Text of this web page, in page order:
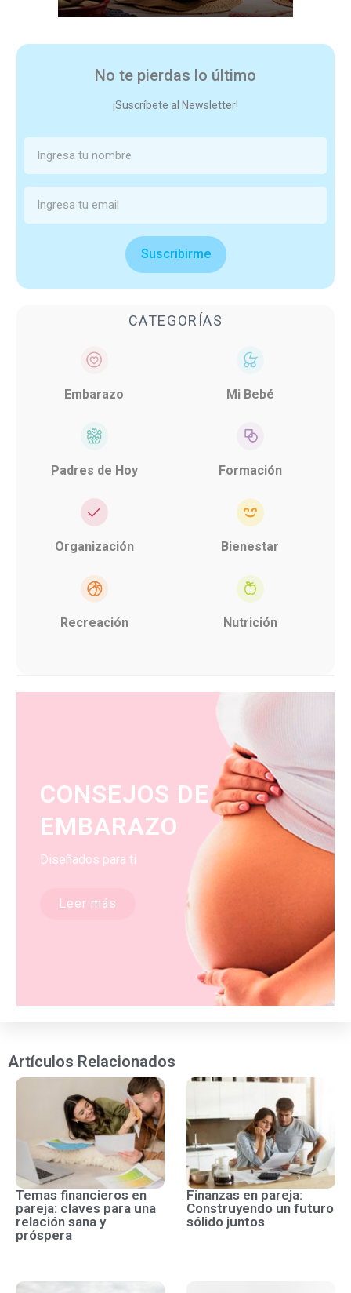
No te pierdas lo último
¡Suscríbete al Newsletter!
Suscribirme
CATEGORÍAS
Embarazo Mi Bebé
Padres de Hoy Formación
Organización Bienestar
Recreación Nutrición
CONSEJOS DE
EMBARAZO
Diseñados para ti
Leer más
Artículos Relacionados
Temas financieros en
pareja: claves para una
relación sana y
próspera
Finanzas en pareja:
Construyendo un futuro
sólido juntos